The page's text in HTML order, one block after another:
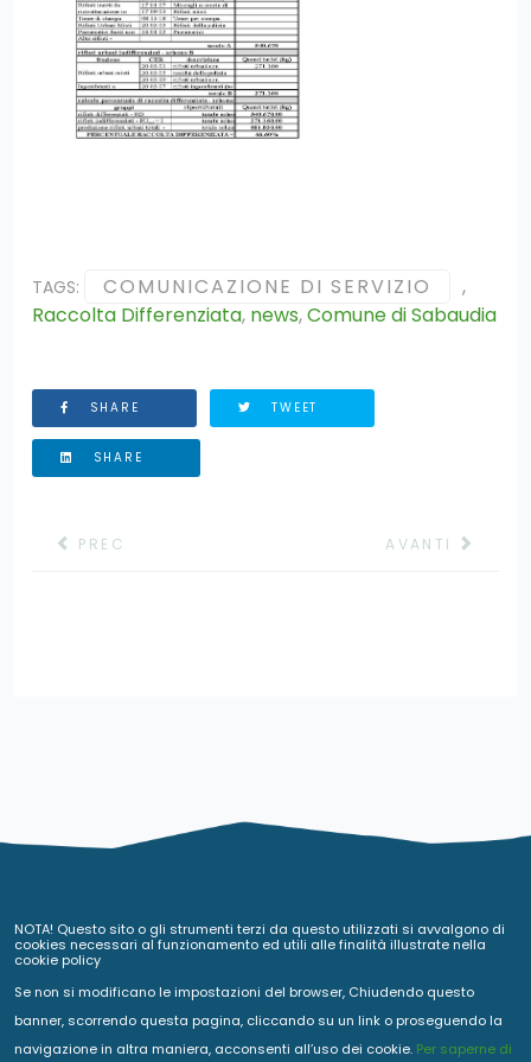
TAGS: COMUNICAZIONE DI SERVIZIO
,
Raccolta Differenziata, news,Comune di Sabaudia
SHARE TWEET
SHARE
ARTICOLO PRECEDENTE: COMUNE DI SABAUDIA -
PREC ARTICOLO
AVANTI
NOTA! Questo sito o gli strumenti terzi da questo utilizzati si avvalgono di
cookies necessari al funzionamento ed utili alle finalità illustrate nella
cookie policy
Se non si modificano le impostazioni del browser, Chiudendo questo
banner, scorrendo questa pagina, cliccando su un link o proseguendo la
navigazione in altra maniera, acconsenti all’uso dei cookie. Per saperne di